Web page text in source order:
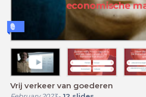
Vrij verkeer van goederen